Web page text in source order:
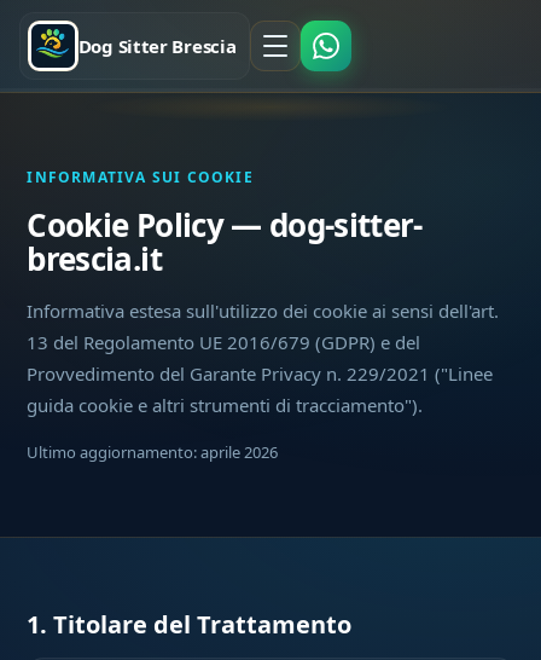
Dog Sitter Brescia
INFORMATIVA SUI COOKIE
Cookie Policy — dog-sitter-
brescia.it
Informativa estesa sull'utilizzo dei cookie ai sensi dell'art.
13 del Regolamento UE 2016/679 (GDPR) e del
Provvedimento del Garante Privacy n. 229/2021 ("Linee
guida cookie e altri strumenti di tracciamento").
Ultimo aggiornamento: aprile 2026
1. Titolare del Trattamento